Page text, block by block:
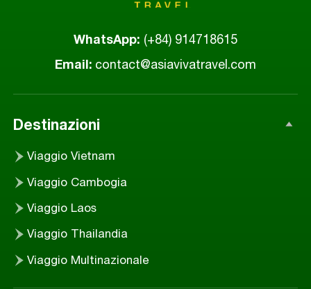
WhatsApp: (+84) 914718615
Email: contact@asiavivatravel.com
Destinazioni
Viaggio Vietnam
Viaggio Cambogia
Viaggio Laos
Viaggio Thailandia
Viaggio Multinazionale